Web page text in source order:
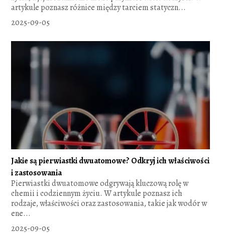
artykule poznasz różnice między tarciem statyczn...
2025-09-05
Jakie są pierwiastki dwuatomowe? Odkryj ich właściwości
i zastosowania
Pierwiastki dwuatomowe odgrywają kluczową rolę w
chemii i codziennym życiu. W artykule poznasz ich
rodzaje, właściwości oraz zastosowania, takie jak wodór w
ene...
2025-09-05